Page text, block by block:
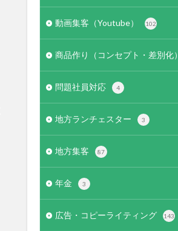
動画集客（Youtube） 102
商品作り（コンセプト・差別化）
問題社員対応 4
地方ランチェスター 3
地方集客 87
年金 3
広告・コピーライティング 143